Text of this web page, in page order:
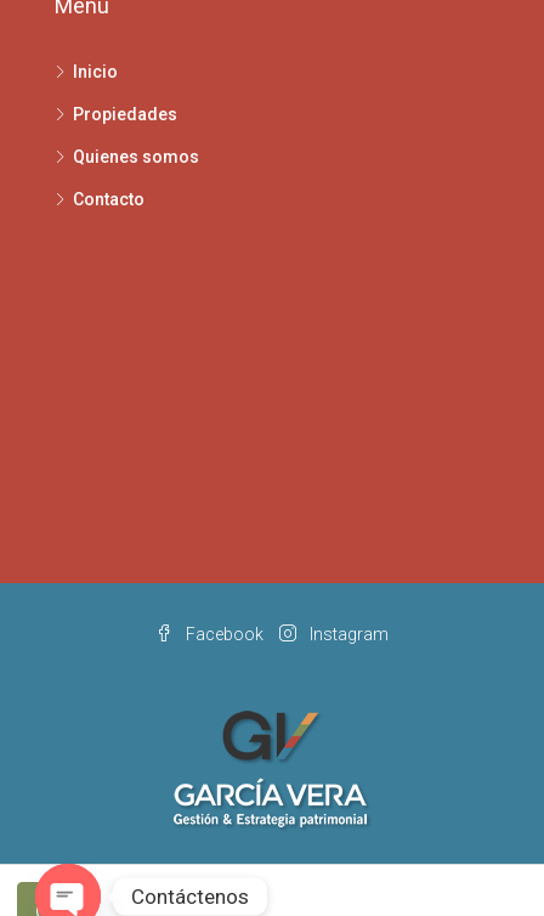
Menú
Inicio
Propiedades
Quienes somos
Contacto
Facebook Instagram
© García Vera - Todos los derecho reservados
Contáctenos